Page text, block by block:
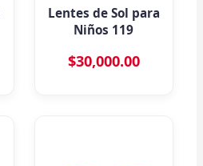
Lentes de Sol para
Niños 119
$30,000.00